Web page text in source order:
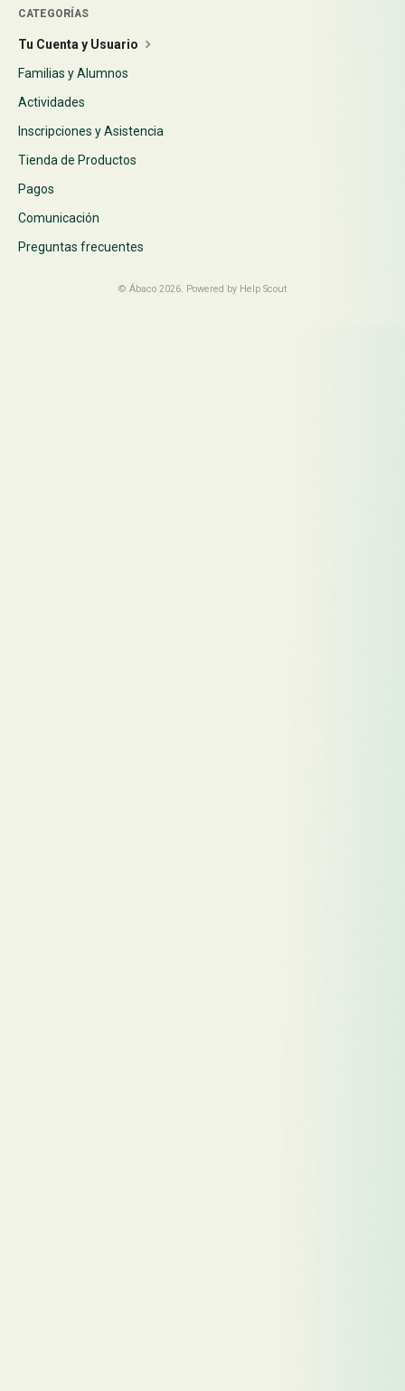
CATEGORÍAS
Tu Cuenta y Usuario
Familias y Alumnos
Actividades
Inscripciones y Asistencia
Tienda de Productos
Pagos
Comunicación
Preguntas frecuentes
© Ábaco 2026. Powered by Help Scout